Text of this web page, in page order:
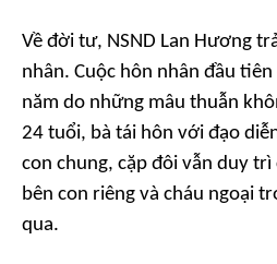
Về đời tư, NSND Lan Hương
nhân. Cuộc hôn nhân đầu
năm do những mâu thuẫn
24 tuổi, bà tái hôn với đạo
con chung, cặp đôi vẫn duy trì
bên con riêng và cháu ngoại
qua.